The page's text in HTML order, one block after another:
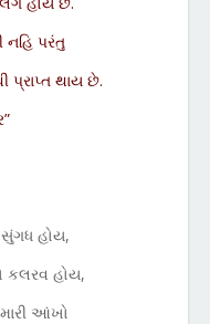
નહિ પરંતુ
પ્રાપ્ત થાય છે.
સુંગધ હોય,
કલરવ હોય,
આંખો